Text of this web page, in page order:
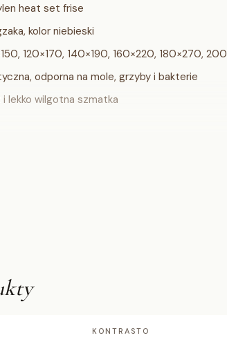
heat set frise
kolor niebieski
120×170, 140×190, 160×220, 180×270,
odporna na mole, grzyby i bakterie
lekko wilgotna szmatka
KONTRASTO